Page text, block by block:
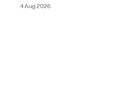
4 Aug 2026